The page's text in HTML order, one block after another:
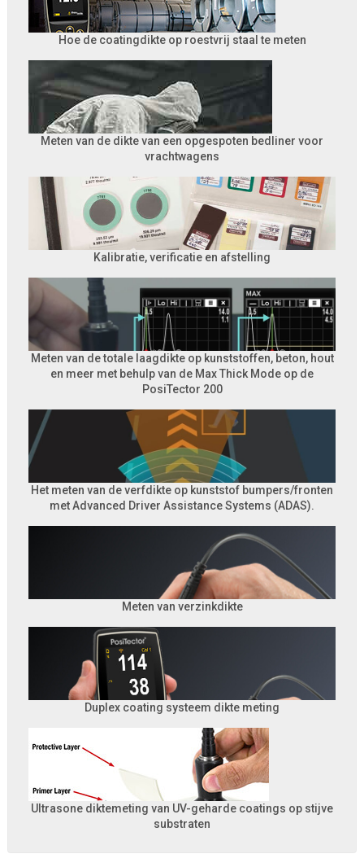
Hoe de coatingdikte op roestvrij staal te meten
Meten van de dikte van een opgespoten bedliner voor
vrachtwagens
Kalibratie, verificatie en afstelling
Meten van de totale laagdikte op kunststoffen, beton, hout
en meer met behulp van de Max Thick Mode op de
PosiTector 200
Het meten van de verfdikte op kunststof bumpers/fronten
met Advanced Driver Assistance Systems (ADAS).
Meten van verzinkdikte
Duplex coating systeem dikte meting
Ultrasone diktemeting van UV-geharde coatings op stijve
substraten